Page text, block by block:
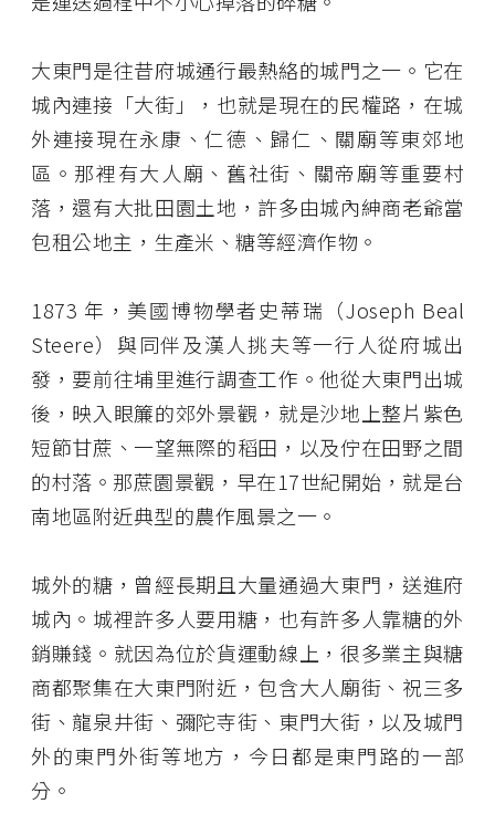
大東門是往昔府城通行最熱絡的城門之一。它在
城內連接「大街」，也就是現在的民權路，在城
外連接現在永康、仁德、歸仁、關廟等東郊地
區。那裡有大人廟、舊社街、關帝廟等重要村
落，還有大批田園土地，許多由城內紳商老爺當
包租公地主，生產米、糖等經濟作物。
1873 年，美國博物學者史蒂瑞（Joseph Beal
Steere）與同伴及漢人挑夫等一行人從府城出
發，要前往埔里進行調查工作。他從大東門出城
後，映入眼簾的郊外景觀，就是沙地上整片紫色
短節甘蔗、一望無際的稻田，以及佇在田野之間
的村落。那蔗園景觀，早在17世紀開始，就是台
南地區附近典型的農作風景之一。
城外的糖，曾經長期且大量通過大東門，送進府
城內。城裡許多人要用糖，也有許多人靠糖的外
銷賺錢。就因為位於貨運動線上，很多業主與糖
商都聚集在大東門附近，包含大人廟街、祝三多
街、龍泉井街、彌陀寺街、東門大街，以及城門
外的東門外街等地方，今日都是東門路的一部
分。